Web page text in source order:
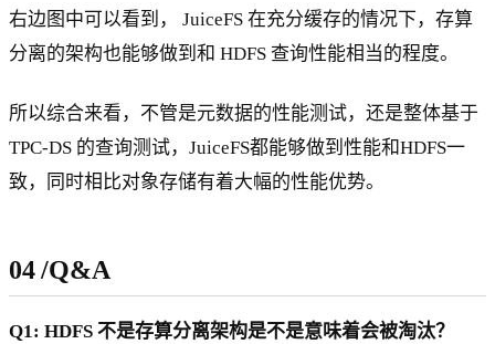
右边图中可以看到， JuiceFS 在充分缓存的情况下，存算
分离的架构也能够做到和 HDFS 查询性能相当的程度。
所以综合来看，不管是元数据的性能测试，还是整体基于
TPC-DS 的查询测试，JuiceFS都能够做到性能和HDFS一
致，同时相比对象存储有着大幅的性能优势。
04/Q&A
Q1: HDFS 不是存算分离架构是不是意味着会被淘汰？